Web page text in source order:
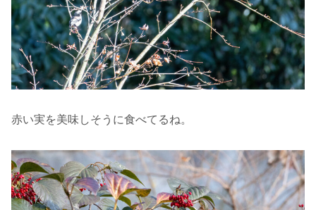
赤い実を美味しそうに食べてるね。